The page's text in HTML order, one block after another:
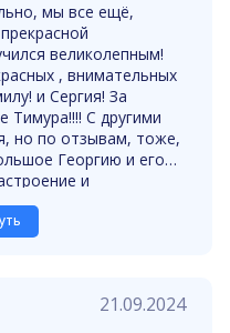
мы все ещё,
великолепным!
, внимательных
и Сергия! За
Тимура!!!! С другими
но по отзывам, тоже,
Георгию и его
и
своей души,
дорогие,
благодаря, вам, ещё
21.09.2024